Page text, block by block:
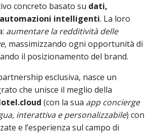
concreto basato su dati,
intelligenti. La loro
aumentare la redditività delle
, massimizzando ogni opportunità di
il posizionamento del brand.
esclusiva, nasce un
che unisce il meglio della
(con la sua app concierge
interattiva e personalizzabile) con
e l’esperienza sul campo di